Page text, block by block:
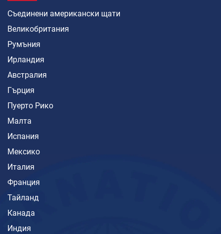
Съединени американски щати
Великобритания
Румъния
Ирландия
Австралия
Гърция
Пуерто Рико
Малта
Испания
Мексико
Италия
Франция
Тайланд
Канада
Индия